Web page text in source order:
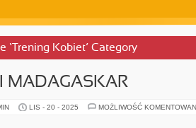
‘Trening Kobiet’ Category
MADAGASKAR
LIS - 20 - 2025 MOŻLIWOŚĆ